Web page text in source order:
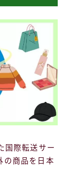
国際転送サー
の商品を日本